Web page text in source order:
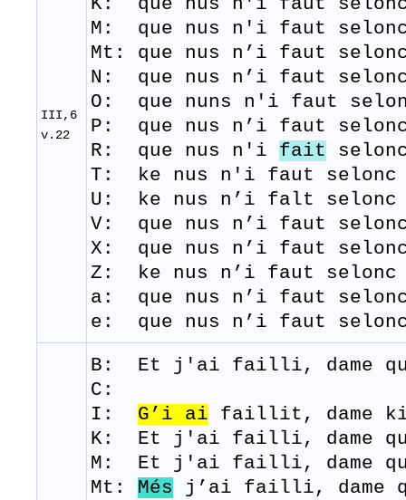
III,6
v.22
M: que nus n'i faut
Mt: que nus n’i faut
N: que nus n’i faut
O: que nuns n'i faut
P: que nus n’i faut
R: que nus n'i fait
T: ke nus n'i faut selonc
U: ke nus n’i falt selonc
V: que nus n’i faut
X: que nus n’i faut
Z: ke nus n’i faut selonc
a: que nus n’i faut
e: que nus n’i faut
B: Et j' ai failli, dame
C:
I: G’i ai faillit, dame
K: Et j'ai failli, dame
M: Et j 'ai failli, dame
Mt: Més j’ai failli, dame